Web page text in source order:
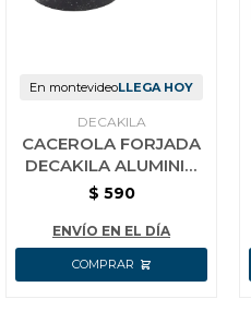
En montevideoLLEGA HOY
DECAKILA
CACEROLA FORJADA
DECAKILA ALUMINIO
16 CM
$ 590
ENVÍO EN EL DÍA